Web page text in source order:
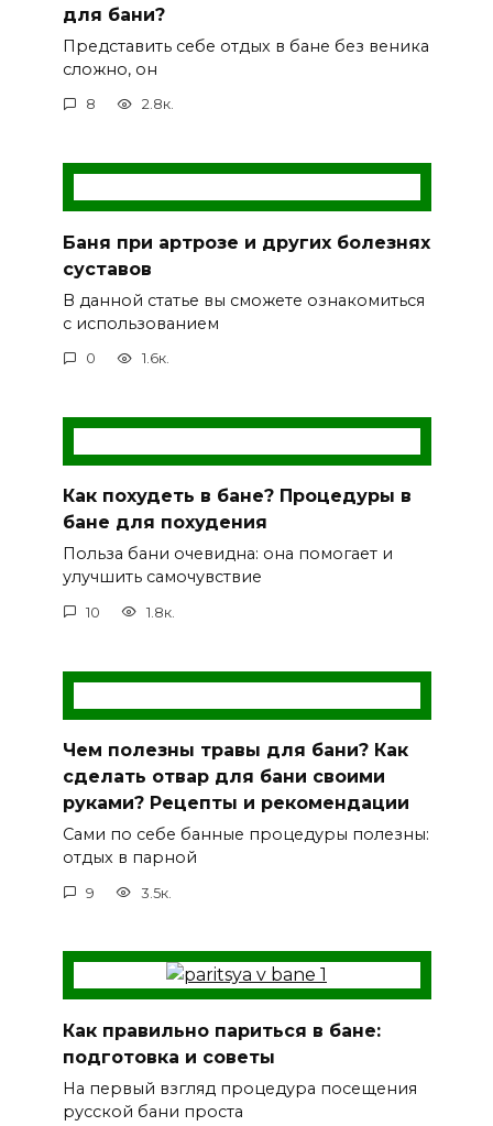
для бани?
Представить себе отдых в бане без веника
сложно, он
8 2.8к.
Баня при артрозе и других болезнях
суставов
В данной статье вы сможете ознакомиться
с использованием
0 1.6к.
Как похудеть в бане? Процедуры в
бане для похудения
Польза бани очевидна: она помогает и
улучшить самочувствие
10 1.8к.
Чем полезны травы для бани? Как
сделать отвар для бани своими
руками? Рецепты и рекомендации
Сами по себе банные процедуры полезны:
отдых в парной
9 3.5к.
Как правильно париться в бане:
подготовка и советы
На первый взгляд процедура посещения
русской бани проста